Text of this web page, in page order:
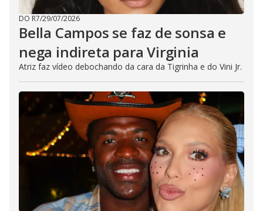
DO R7/29/07/2026
Bella Campos se faz de sonsa e
nega indireta para Virginia
Atriz faz vídeo debochando da cara da Tigrinha e do Vini Jr.